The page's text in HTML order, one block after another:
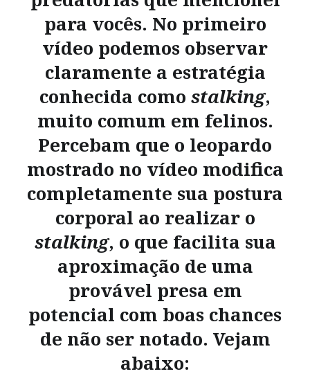
para vocês. No primeiro
vídeo podemos observar
claramente a estratégia
conhecida como stalking,
muito comum em felinos.
Percebam que o leopardo
mostrado no vídeo modifica
completamente sua postura
corporal ao realizar o
stalking, o que facilita sua
aproximação de uma
provável presa em
potencial com boas chances
de não ser notado. Vejam
abaixo: